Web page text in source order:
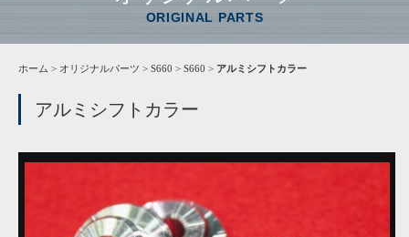
ORIGINAL PARTS
ホーム > オリジナルパーツ > S660 > S660 > アルミシフトカラー
アルミシフトカラー